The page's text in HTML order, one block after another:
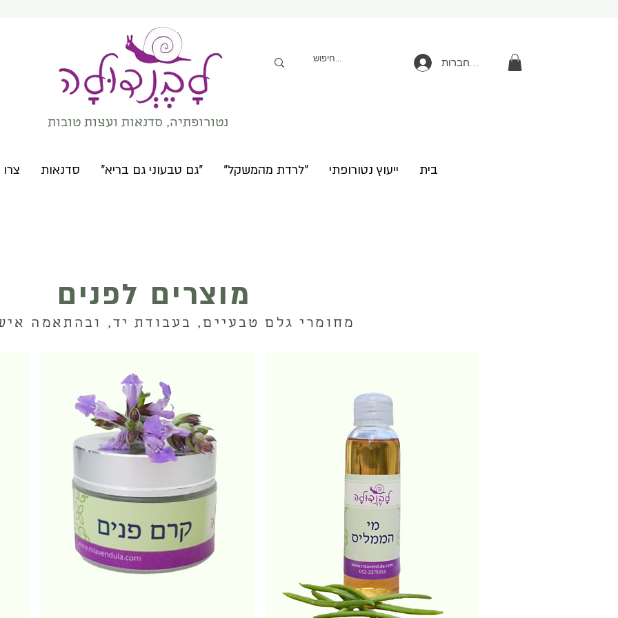
להתחברות
נטורופתיה, סדנאות ועצות טובות
בית ייעוץ נטורופתי "לרדת מהמשקל" "גם טבעוני גם בריא" סדנאות
מוצרים לפנים
מחומרי גלם טבעיים, בעבודת יד, ובהתאמה